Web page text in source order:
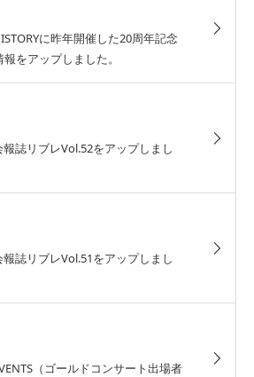
に昨年開催した20周年記念
をアップしました。
報誌リブレVol.52をアップしまし
報誌リブレVol.51をアップしまし
（ゴールドコンサート出場者